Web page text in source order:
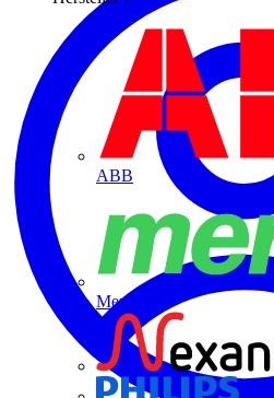
ABB
Merten